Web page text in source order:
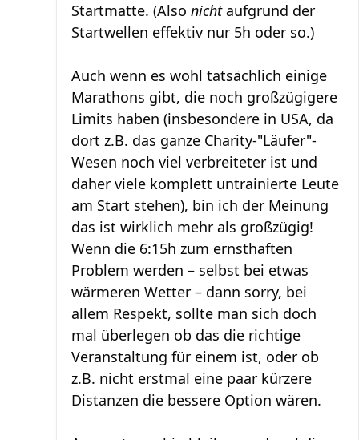
Startmatte. (Also nichtaufgrund der
Startwellen effektiv nur 5h oder so.)
Auch wenn es wohl tatsächlich einige
Marathons gibt, die noch großzügigere
Limits haben (insbesondere in USA, da
dort z.B. das ganze Charity-"Läufer"-
Wesen noch viel verbreiteter ist und
daher viele komplett untrainierte Leute
am Start stehen), bin ich der Meinung
das ist wirklich mehr als großzügig!
Wenn die 6:15h zum ernsthaften
Problem werden – selbst bei etwas
wärmeren Wetter – dann sorry, bei
allem Respekt, sollte man sich doch
mal überlegen ob das die richtige
Veranstaltung für einem ist, oder ob
z.B. nicht erstmal eine paar kürzere
Distanzen die bessere Option wären.